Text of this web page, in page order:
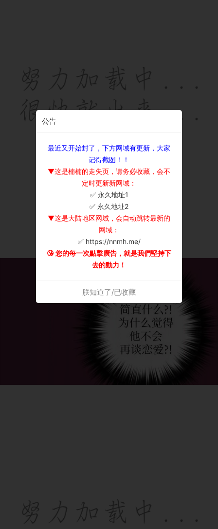
公告
最近又开始封了，下方网域有更新，大家
记得截图！！
▼这是楠楠的走失页，请务必收藏，会不
定时更新新网域：
✅ 永久地址1
✅ 永久地址2
▼这是大陆地区网域，会自动跳转最新的
网域：
✅ https://nnmh.me/
😘 您的每一次點擊廣告，就是我們堅持下
去的動力！
朕知道了/已收藏